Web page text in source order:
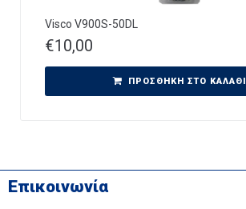
Visco V900S-50DL
€10,00
ΠΡΟΣΘΉΚΗ ΣΤΟ ΚΑΛΆΘΙ
Επικοινωνία